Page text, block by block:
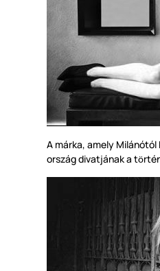
A márka, amely Milánótól
ország divatjának a tö